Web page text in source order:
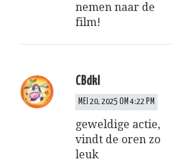
nemen naar de
film!
CBdkl
MEI 20, 2025 OM 4:22 PM
geweldige actie,
vindt de oren zo
leuk